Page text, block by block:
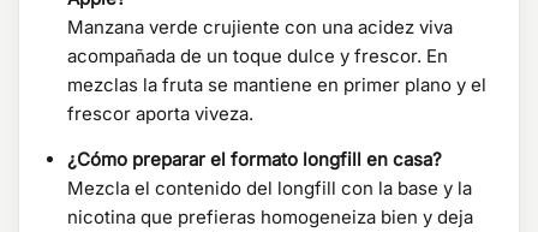
Manzana verde crujiente con una acidez viva
acompañada de un toque dulce y frescor. En
mezclas la fruta se mantiene en primer plano y el
frescor aporta viveza.
¿Cómo preparar el formato longfill en casa?
Mezcla el contenido del longfill con la base y la
nicotina que prefieras homogeneiza bien y deja